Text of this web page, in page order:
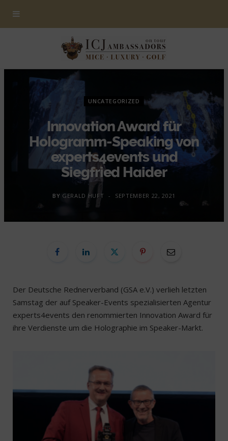
UNCATEGORIZED
Innovation Award für
Hologramm-Speaking von
experts4events und
Siegfried Haider
BY GERALD HUFT SEPTEMBER 22, 2021
Der Deutsche Rednerverband (GSA e.V.) verlieh letzten
Samstag der auf Speaker-Events spezialisierten Agentur
experts4events den renommierten Innovation Award für
ihre Verdienste um die Holographie im Speaker-Markt.